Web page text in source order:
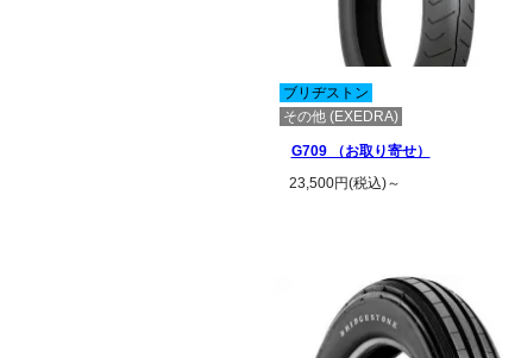
ブリヂストン
その他 (EXEDRA)
G709 （お取り寄せ）
23,500円(税込)～